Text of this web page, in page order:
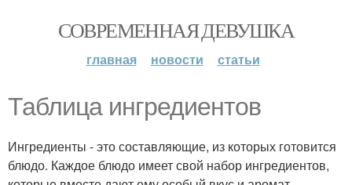
СОВРЕМЕННАЯ ДЕВУШКА
главная новости статьи
Таблица ингредиентов
Ингредиенты - это составляющие, из которых готовится
блюдо. Каждое блюдо имеет свой набор ингредиентов,